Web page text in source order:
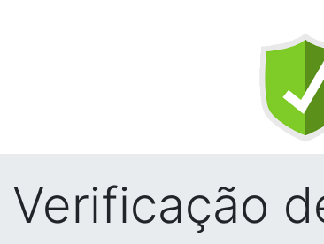
Verificação